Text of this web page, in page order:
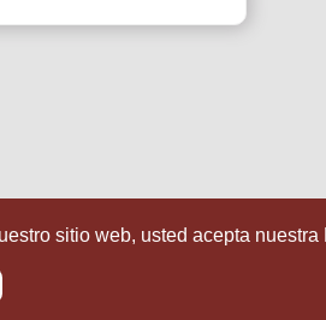
sitio web, usted acepta